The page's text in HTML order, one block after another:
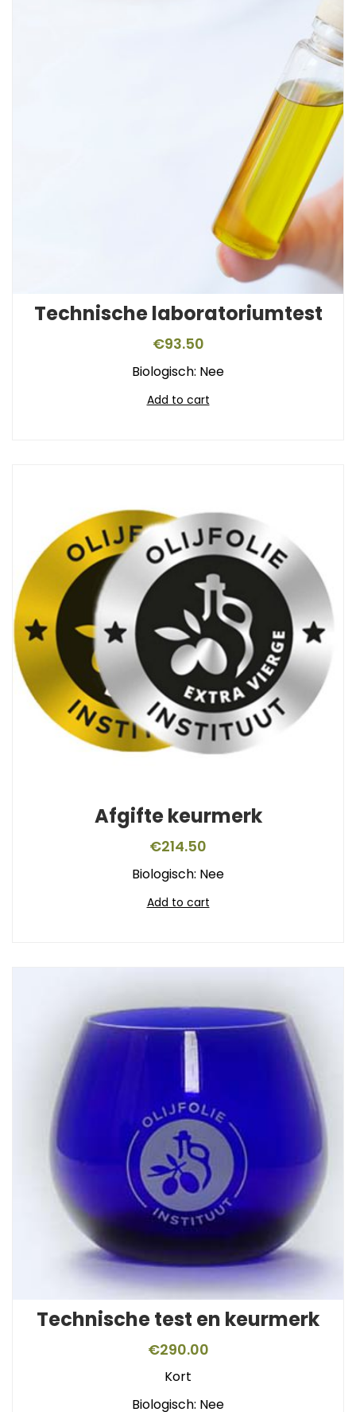
Technische laboratoriumtest
€93.50
Biologisch: Nee
Add to cart
Afgifte keurmerk
€214.50
Biologisch: Nee
Add to cart
Technische test en keurmerk
€290.00
Kort
Biologisch: Nee